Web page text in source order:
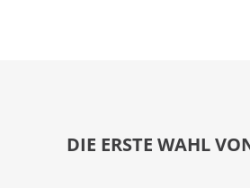
DIE ERSTE WAHL